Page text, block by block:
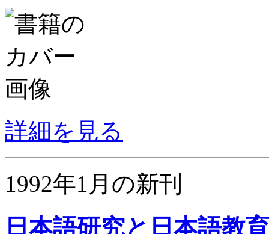
詳細を見る
1992年1月の新刊
日本語研究と日本語教育